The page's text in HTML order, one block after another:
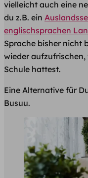
vielleicht auch eine
du z.B. ein
englischsprachen
Sprache bisher nicht
wieder aufzufrischen,
Schule hattest.
Eine Alternative für
Busuu.